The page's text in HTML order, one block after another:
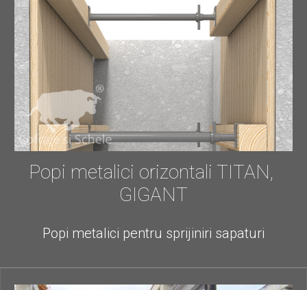
Popi metalici orizontali TITAN,
GIGANT
Popi metalici pentru sprijiniri sapaturi